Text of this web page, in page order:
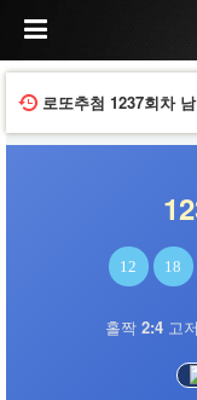
젤
로
로또추첨 1237회차남
12 18
홀짝 2:4고저